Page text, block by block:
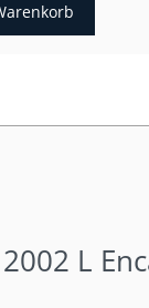
2002 L